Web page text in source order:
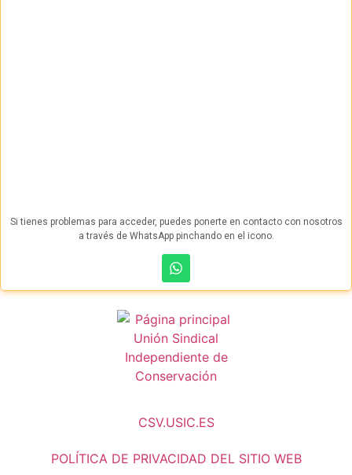
Si tienes problemas para acceder, puedes ponerte en contacto con nosotros
a través de WhatsApp pinchando en el icono.
CSV.USIC.ES
POLÍTICA DE PRIVACIDAD DEL SITIO WEB